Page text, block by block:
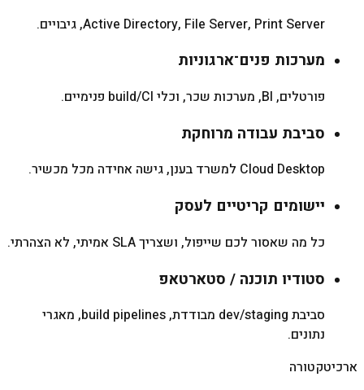
Active Directory, File Server, Print Server, גיבויים.
מערכות פנים־ארגוניות
פורטלים, BI, מערכות שכר, וכלי build/CI פנימיים.
סביבת עבודה מרוחקת
Cloud Desktop למשרד בענן, גישה אחידה מכל מכשיר.
יישומים קריטיים לעסק
כל מה שאסור לכם שייפול, ושצריך SLA אמיתי, לא הצהרתי.
סטודיו תוכנה / סטארטאפ
סביבת dev/staging מבודדת, build pipelines, מאגרי
נתונים.
ארכיטקטורה